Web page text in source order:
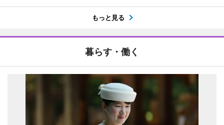
もっと見る
暮らす・働く